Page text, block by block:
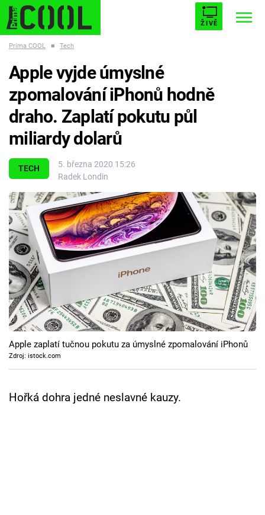
ŽIVĚ
ESCAPE PLNEJ KOTEL AVENGERS 5
Témata
Filmy
Seriály
Hry
Cool Esport
Pořady
TV Program
Přihlášení
Prima COOL ■ Tech
TECH
5. března 2020 15:26
Radek Londin
Apple vyjde úmyslné
zpomalování iPhonů hodně
draho. Zaplatí pokutu půl
miliardy dolarů
Apple zaplatí tučnou pokutu za úmyslné zpomalování iPhonů
Zdroj: istock.com
Hořká dohra jedné neslavné kauzy.